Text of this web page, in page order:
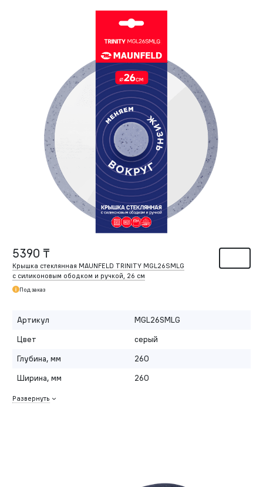
5390 ₸
Крышка стеклянная MAUNFELD TRINITY MGL26SMLG
с силиконовым ободком и ручкой, 26 см
Под заказ
Артикул
MGL26SMLG
Цвет
серый
Глубина, мм
260
Ширина, мм
260
Развернуть